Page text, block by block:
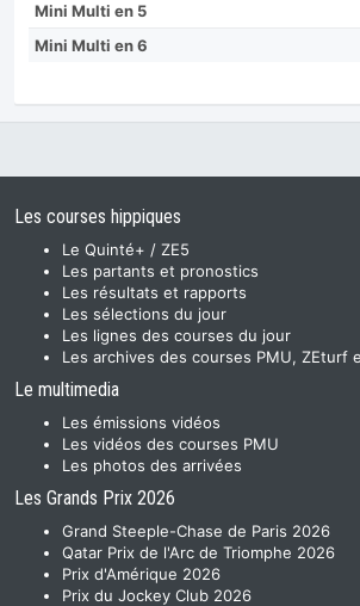
Mini Multi en 5
Mini Multi en 6
Les courses hippiques
Le Quinté+ / ZE5
Les partants et pronostics
Les résultats et rapports
Les sélections du jour
Les lignes des courses du jour
Les archives des courses PMU, ZEturf
Le multimedia
Les émissions vidéos
Les vidéos des courses PMU
Les photos des arrivées
Les Grands Prix 2026
Grand Steeple-Chase de Paris 2026
Qatar Prix de l'Arc de Triomphe 2026
Prix d'Amérique 2026
Prix du Jockey Club 2026